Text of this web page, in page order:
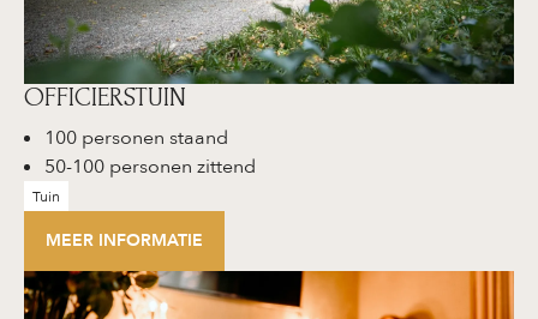
OFFICIERSTUIN
100 personen staand
50-100 personen zittend
Tuin
MEER INFORMATIE